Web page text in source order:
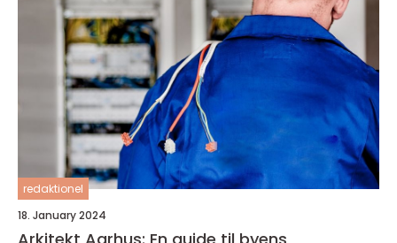
redaktionel
18. January 2024